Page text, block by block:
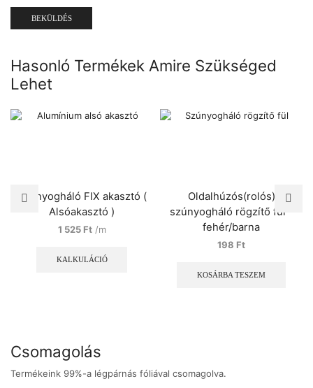
Hasonló Termékek Amire Szükséged
Lehet
Szúnyogháló FIX akasztó (
Alsóakasztó )
1 525 Ft/m
KALKULÁCIÓ
választhatók
Oldalhúzós(rolós)
szúnyogháló rögzítő fül –
fehér/barna
198 Ft
KOSÁRBA TESZEM
Csomagolás
Termékeink 99%-a légpárnás fóliával csomagolva.